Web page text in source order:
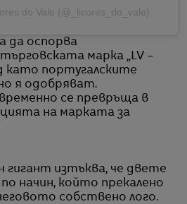
do Vale (@_licores_do_vale)
да оспорва
марка „LV –
като португалските
я одобряват.
се превръща в
на марката за
гигант изтъква, че двете
начин, който прекалено
собствено лого.